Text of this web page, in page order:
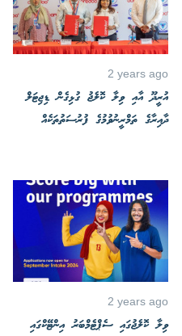
2 years ago
އުރީދޫ އާއި ވިލާ ކޮލެޖު ގުޅިގެން ޑިޖިޓަލް
ދާއިރާގެ ތަމްރީނުވުމުގެ ފުރުސަތުތަކެއް
2 years ago
ވިލާ ކޮލެޖުގައި ސެޕްޓެމްބަރު އިންޓޭކްގައި